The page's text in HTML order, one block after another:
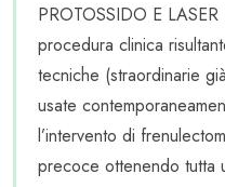
PROTOSSIDO E
procedura clinica
tecniche (straordinarie
usate
l’intervento di
precoce ottenendo tutta